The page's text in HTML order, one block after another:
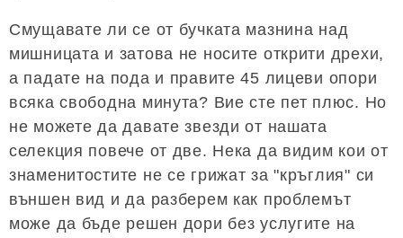
Смущавате ли се от бучката мазнина над
мишницата и затова не носите открити дрехи,
а падате на пода и правите 45 лицеви опори
всяка свободна минута? Вие сте пет плюс. Но
не можете да давате звезди от нашата
селекция повече от две. Нека да видим кои от
знаменитостите не се грижат за "кръглия" си
външен вид и да разберем как проблемът
може да бъде решен дори без услугите на